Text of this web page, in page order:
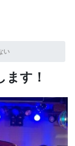
い
す！